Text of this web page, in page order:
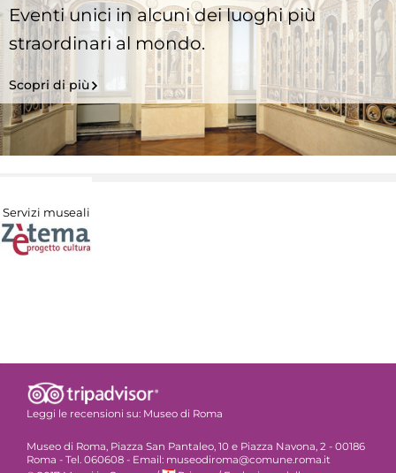
Eventi unici in alcuni dei luoghi più
straordinari al mondo.
Scopri di più
Servizi museali
Leggi le recensioni su: Museo di Roma
Museo di Roma, Piazza San Pantaleo, 10 e Piazza Navona, 2 - 00186
Roma - Tel. 060608 - Email: museodiroma@comune.roma.it